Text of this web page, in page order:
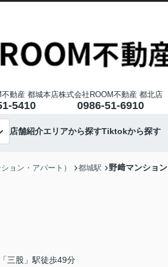
動産 都城本店
5410
株式会社ROOM不動産 都北店
0986-51-6910
店舗紹介エリアから探すTiktokから探す
ョン・アパート） 都城駅 野﨑マンション
三股」駅徒歩49分